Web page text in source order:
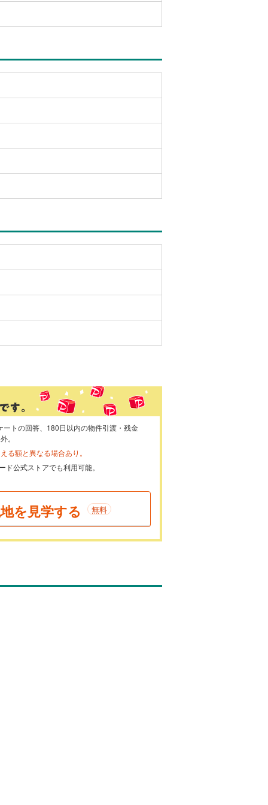
トの回答、180日以内の物件引渡・残金
。
る額と異なる場合あり。
公式ストアでも利用可能。
を見学する 無料